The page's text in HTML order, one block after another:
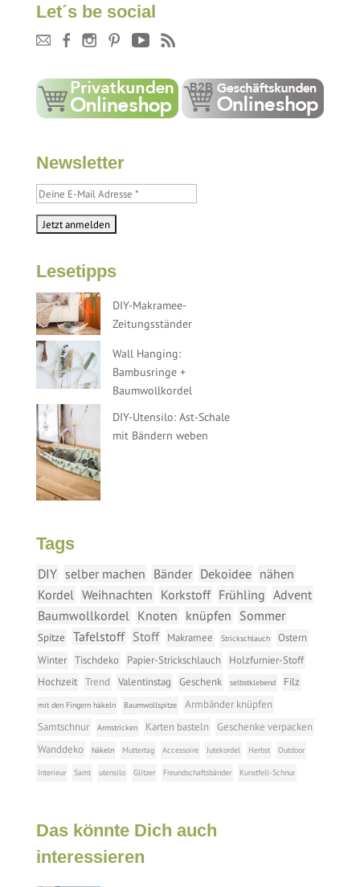
Let´s be social
Newsletter
Lesetipps
DIY-Makramee-
Zeitungsständer
Wall Hanging:
Bambusringe +
Baumwollkordel
DIY-Utensilo: Ast-Schale
mit Bändern weben
Tags
DIY selber machen Bänder Dekoidee nähen
Kordel Weihnachten Korkstoff Frühling Advent
Baumwollkordel Knoten knüpfen Sommer
Spitze Tafelstoff Stoff Makramee Strickschlauch
Ostern
Winter
Tischdeko Papier-Strickschlauch
Holzfurnier-Stoff
Hochzeit
Trend Valentinstag Geschenk selbstklebend Filz
mit den Fingern häkeln Baumwollspitze
Armbänder knüpfen
Samtschnur
Armstricken Karten basteln
Geschenke verpacken
Wanddeko
häkeln Muttertag Accessoire Jutekordel Herbst Outdoor
Interieur Samt utensilo Glitzer Freundschaftsbänder Kunstfell-Schnur
Das könnte Dich auch
interessieren